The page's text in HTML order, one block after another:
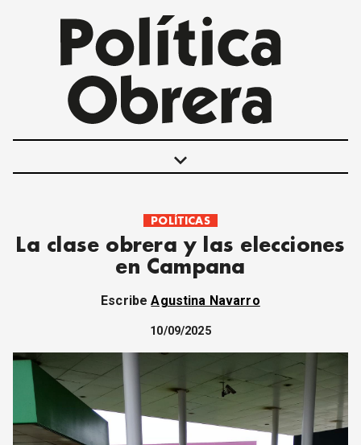
keyboard_arrow_down
POLÍTICAS
INTERNACIONALES
MOVIMIENTO OBRERO
ECONOMÍA
SOCIEDAD Y CULTURA
JUVENTUD
CORREO DE LECTORES
DEBATE
ARCHIVO
DECLARACIONES
POLÍTICAS
La clase obrera y las elecciones
en Campana
EscribeAgustina Navarro
10/09/2025